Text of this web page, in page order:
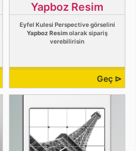
Yapboz Resim
Eyfel Kulesi Perspective görselini
Yapboz Resimolarak sipariş
verebilirisin
Geç ⊳